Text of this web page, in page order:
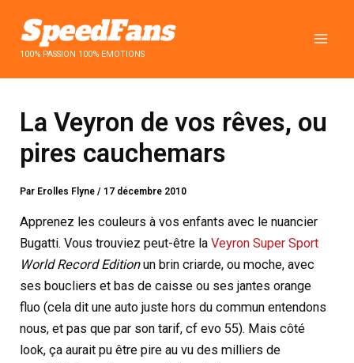
contenu100% PASSION 100% EMOTIONS
La Veyron de vos rêves, ou
pires cauchemars
Par Erolles Flyne/ 17 décembre 2010
Apprenez les couleurs à vos enfants avec le nuancier
Bugatti. Vous trouviez peut-être laVeyron Super Sport
World Record Editionun brin criarde, ou moche, avec
ses boucliers et bas de caisse ou ses jantes orange
fluo (cela dit une auto juste hors du commun entendons
nous, et pas que par son tarif, cf evo 55). Mais côté
look, ça aurait pu être pire au vu des milliers de